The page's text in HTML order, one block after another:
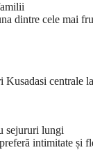
dintre cele mai
centrale
sejururi lungi
intimitate și